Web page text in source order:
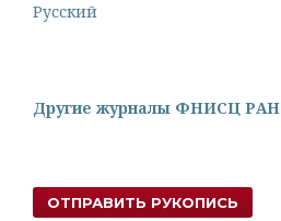
Русский
Другие журналы ФНИСЦ РАН
ОТПРАВИТЬ РУКОПИСЬ